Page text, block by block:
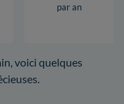
par an
voici quelques